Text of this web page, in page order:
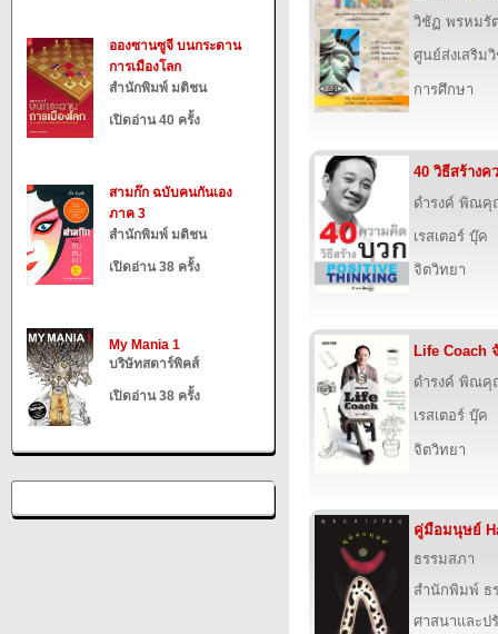
อองซานซูจี บนกระดาน
การเมืองโลก
สำนักพิมพ์ มติชน
เปิดอ่าน 40 ครั้ง
สามก๊ก ฉบับคนกันเอง
ภาค 3
สำนักพิมพ์ มติชน
เปิดอ่าน 38 ครั้ง
My Mania 1
บริษัทสตาร์พิคส์
เปิดอ่าน 38 ครั้ง
วิชัฏ พรหมรั
ศูนย์ส่งเสริม
การศึกษา
40 วิธีสร้างค
ดำรงค์ พิณ
เรสเตอร์ บุ๊ค
จิตวิทยา
Life Coach
ดำรงค์ พิณ
เรสเตอร์ บุ๊ค
จิตวิทยา
คู่มือมนุษย์
ธรรมสภา
สำนักพิมพ์ ธ
ศาสนาและป